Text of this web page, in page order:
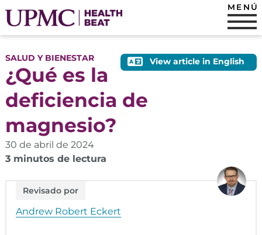
MENÚ
View article in English
SALUD Y BIENESTAR
¿Qué es la
deficiencia de
magnesio?
30 de abril de 2024
3 minutos de lectura
Revisado por
Andrew Robert Eckert